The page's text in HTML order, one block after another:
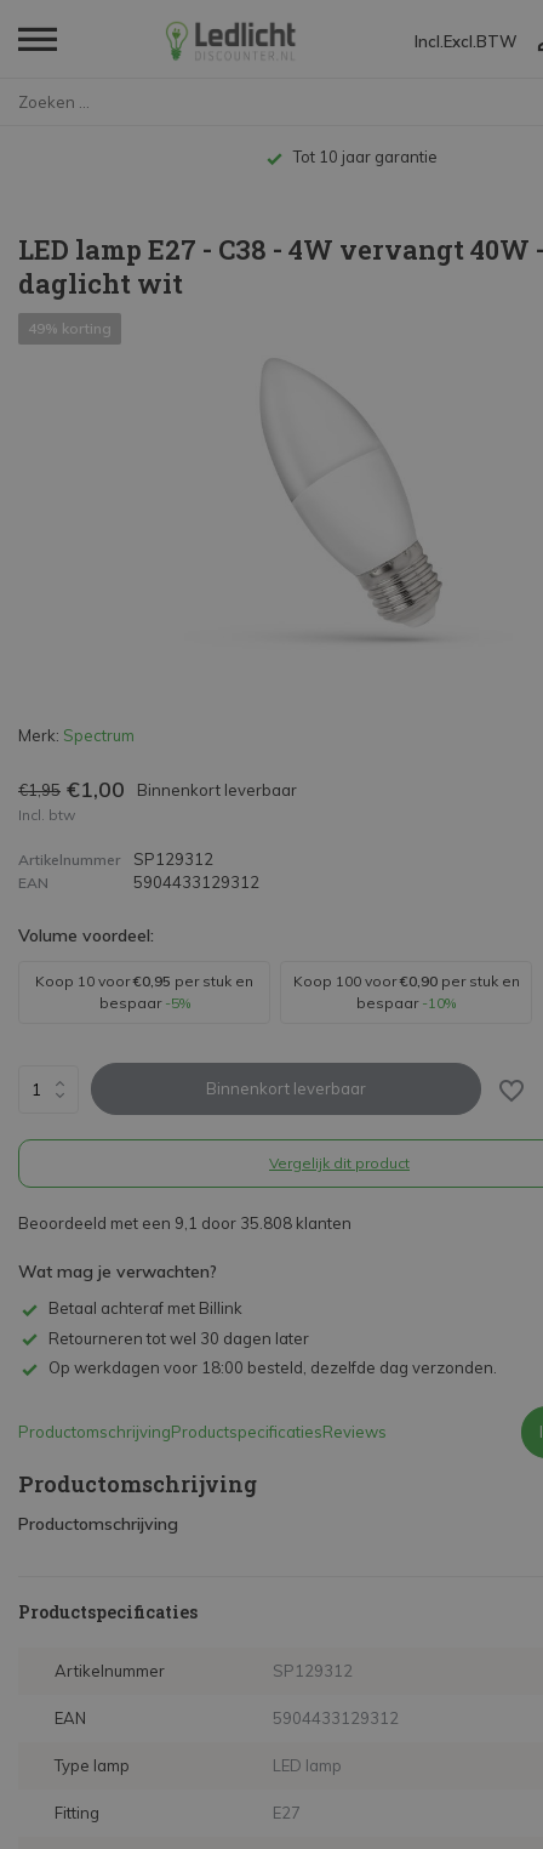
Incl. Excl. BTW
Tot 10 jaar garantie
LED lamp E27 - C38 - 4W vervangt 40W
daglicht wit
49% korting
Merk: Spectrum
€1,95 €1,00 Binnenkort leverbaar
Incl. btw
Artikelnummer SP129312
EAN 5904433129312
Volume voordeel:
Koop 10 voor€0,95 per stuk en
bespaar -5%
Koop 100 voor€0,90per stuk en
bespaar -10%
Binnenkort leverbaar
Vergelijk dit product
Beoordeeld met een 9,1 door 35.808 klanten
Wat mag je verwachten?
Betaal achteraf met Billink
Retourneren tot wel 30 dagen later
Op werkdagen voor 18:00 besteld, dezelfde dag verzonden.
ProductomschrijvingProductspecificatiesReviews
Productomschrijving
Productomschrijving
Productspecificaties
Artikelnummer SP129312
EAN 5904433129312
Type lamp LED lamp
Fitting E27